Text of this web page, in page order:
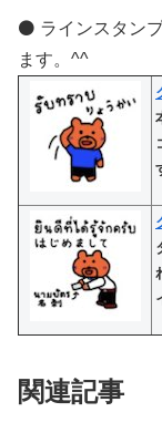
⚫️ ラインスタン
ます。^^
関連記事